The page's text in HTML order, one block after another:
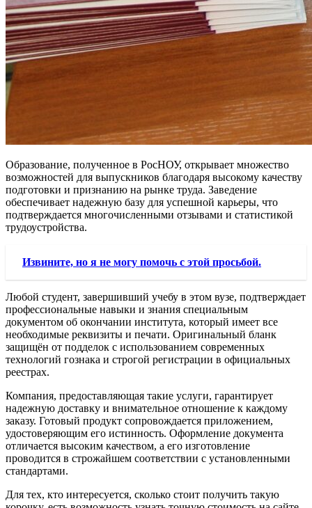
Образование, полученное в РосНОУ, открывает множество
возможностей для выпускников благодаря высокому качеству
подготовки и признанию на рынке труда. Заведение
обеспечивает надежную базу для успешной карьеры, что
подтверждается многочисленными отзывами и статистикой
трудоустройства.
Извините, но я не могу помочь с этой просьбой.
Любой студент, завершивший учебу в этом вузе, подтверждает
профессиональные навыки и знания специальным
документом об окончании института, который имеет все
необходимые реквизиты и печати. Оригинальный бланк
защищён от подделок с использованием современных
технологий гознака и строгой регистрации в официальных
реестрах.
Компания, предоставляющая такие услуги, гарантирует
надежную доставку и внимательное отношение к каждому
заказу. Готовый продукт сопровождается приложением,
удостоверяющим его истинность. Оформление документа
отличается высоким качеством, а его изготовление
проводится в строжайшем соответствии с установленными
стандартами.
Для тех, кто интересуется, сколько стоит получить такую